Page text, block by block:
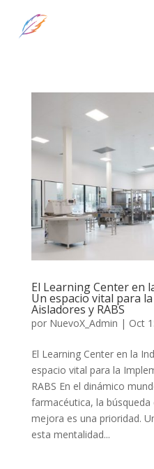
El Learning Center en
Un espacio vital para
Aisladores y RABS
por NuevoX_Admin | Oct
El Learning Center en la
espacio vital para la
RABS En el dinámico
farmacéutica, la
mejora es una prioridad.
esta mentalidad...